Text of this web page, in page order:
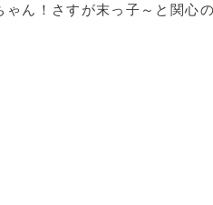
ん！さすが末っ子～と関心